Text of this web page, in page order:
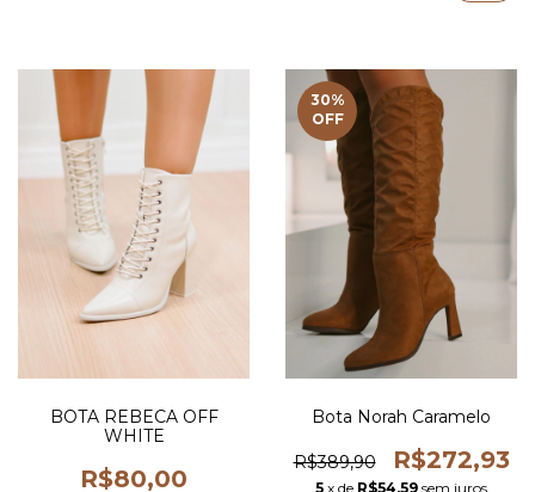
BOTA REBECA OFF
WHITE
R$80,00
30%
OFF
Bota Norah Caramelo
R$389,90 R$272,93
5 x de R$54,59 sem juros